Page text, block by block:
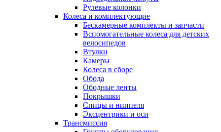
Рулевые колонки
Колеса и комплектующие
Бескамерные комплекты и запчасти
Вспомогательные колеса для детских
велосипедов
Втулки
Камеры
Колеса в сборе
Обода
Ободные ленты
Покрышки
Спицы и ниппеля
Эксцентрики и оси
Трансмиссия